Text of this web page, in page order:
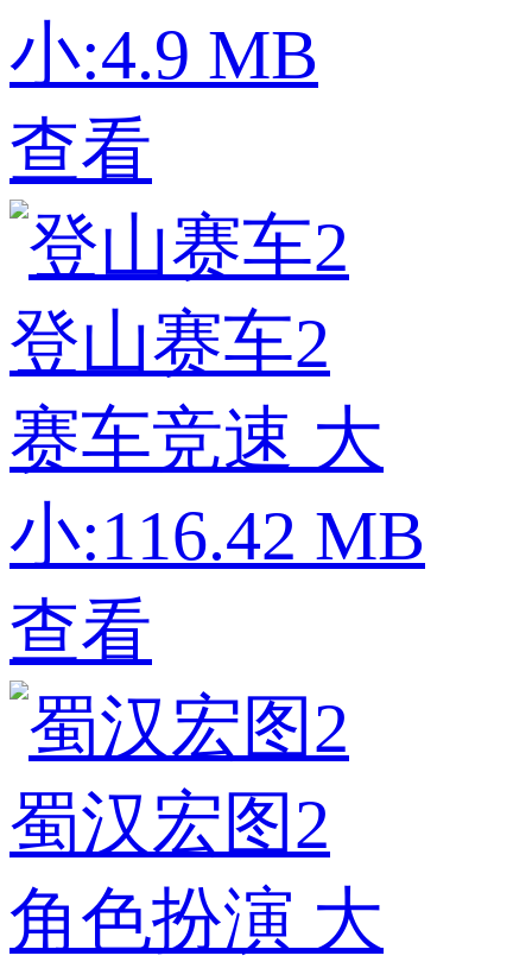
小:4.9 MB
查看
登山赛车2
赛车竞速 大
小:116.42 MB
查看
蜀汉宏图2
角色扮演 大